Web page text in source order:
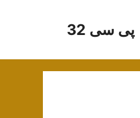
پی سی 32